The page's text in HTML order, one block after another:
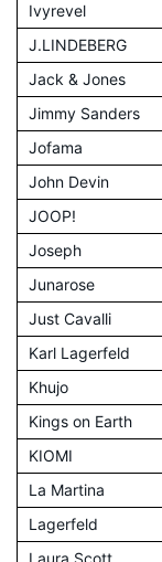
Ivyrevel
J.LINDEBERG
Jack & Jones
Jimmy Sanders
Jofama
John Devin
JOOP!
Joseph
Junarose
Just Cavalli
Karl Lagerfeld
Khujo
Kings on Earth
KIOMI
La Martina
Lagerfeld